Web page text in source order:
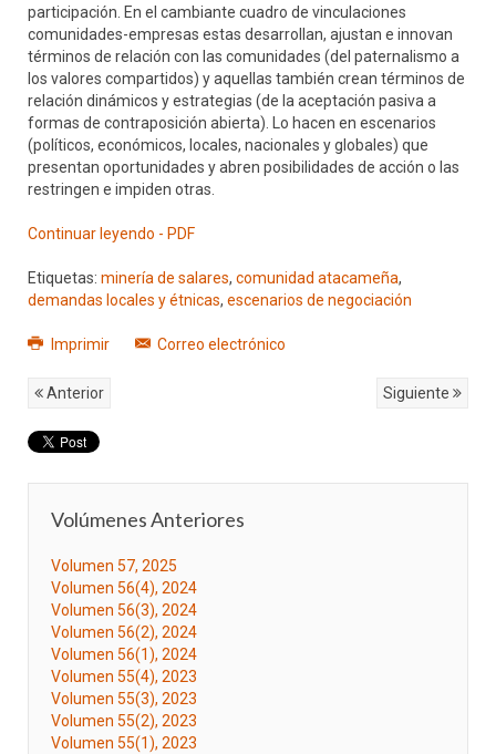
participación. En el cambiante cuadro de vinculaciones
comunidades-empresas estas desarrollan, ajustan e innovan
términos de relación con las comunidades (del paternalismo a
los valores compartidos) y aquellas también crean términos de
relación dinámicos y estrategias (de la aceptación pasiva a
formas de contraposición abierta). Lo hacen en escenarios
(políticos, económicos, locales, nacionales y globales) que
presentan oportunidades y abren posibilidades de acción o las
restringen e impiden otras.
Continuar leyendo - PDF
Etiquetas: minería de salares, comunidad atacameña,
demandas locales y étnicas, escenarios de negociación
Imprimir Correo electrónico
Anterior Siguiente
Volúmenes Anteriores
Volumen 57, 2025
Volumen 56(4), 2024
Volumen 56(3), 2024
Volumen 56(2), 2024
Volumen 56(1), 2024
Volumen 55(4), 2023
Volumen 55(3), 2023
Volumen 55(2), 2023
Volumen 55(1), 2023